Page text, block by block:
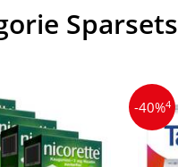
Sparsets
-40%4